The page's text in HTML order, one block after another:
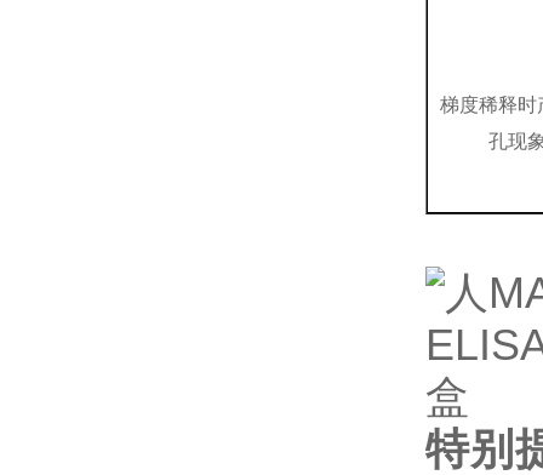
梯度稀释时
孔现
特别